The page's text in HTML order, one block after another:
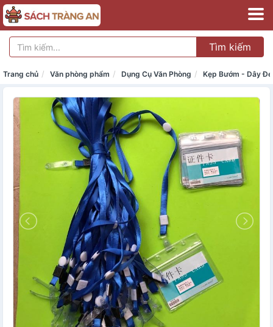
Tìm kiếm
Trang chủ Văn phòng phẩm Dụng Cụ Văn Phòng Kẹp Bướm - Dây